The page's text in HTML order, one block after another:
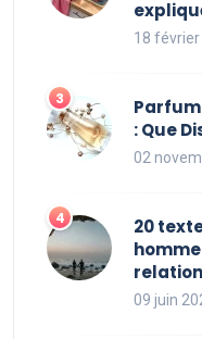
18 février
: Que
02
20
relation
09 juin